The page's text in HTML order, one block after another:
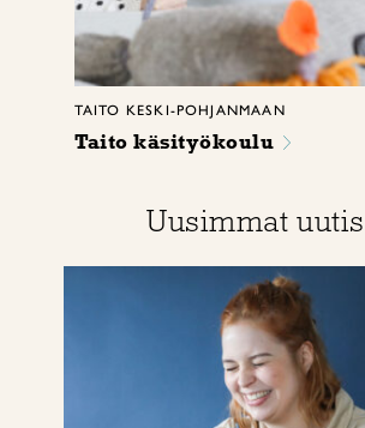
TAITO KESKI-POHJANMAAN
Taito käsityökoulu
Uusimmat